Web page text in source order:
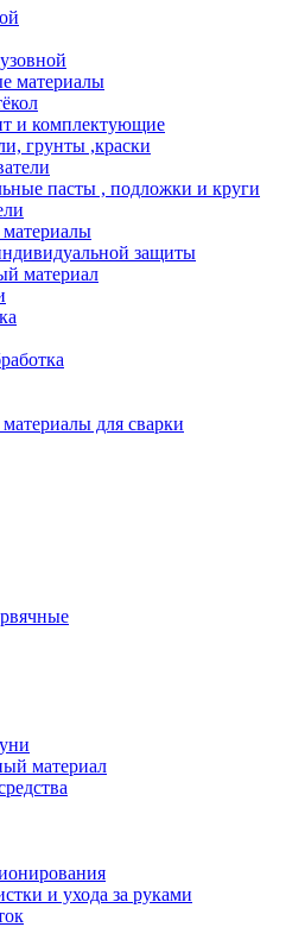
материалы
и комплектующие
грунты ,краски
пасты , подложки и круги
защиты
материал
для сварки
материал
и ухода за руками